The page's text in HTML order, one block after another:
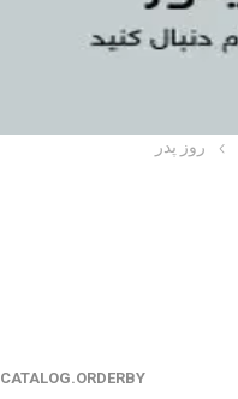
روز پدر
CATALOG.ORDERBY